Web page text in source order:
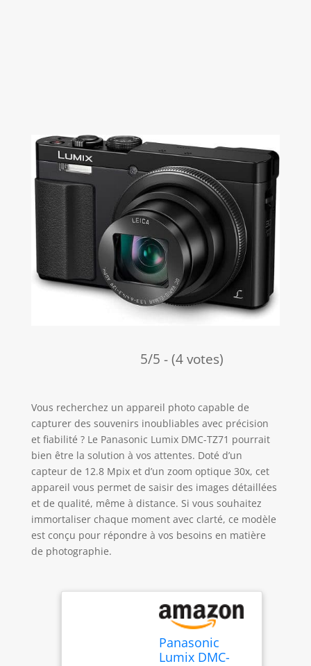
5/5 - (4 votes)
Vous recherchez un appareil photo capable de
capturer des souvenirs inoubliables avec précision
et fiabilité ? Le Panasonic Lumix DMC-TZ71 pourrait
bien être la solution à vos attentes. Doté d’un
capteur de 12.8 Mpix et d’un zoom optique 30x, cet
appareil vous permet de saisir des images détaillées
et de qualité, même à distance. Si vous souhaitez
immortaliser chaque moment avec clarté, ce modèle
est conçu pour répondre à vos besoins en matière
de photographie.
Panasonic
Lumix DMC-